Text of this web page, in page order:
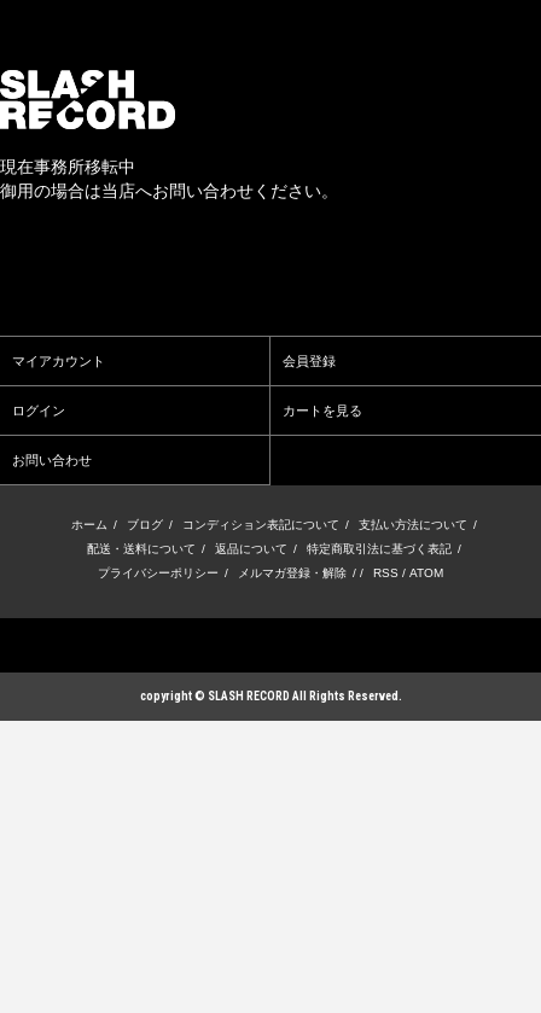
現在事務所移転中
御用の場合は当店へお問い合わせください。
マイアカウント 会員登録
ログイン カートを見る
お問い合わせ
ホーム / ブログ / コンディション表記について / 支払い方法について /
配送・送料について / 返品について / 特定商取引法に基づく表記 /
プライバシーポリシー / メルマガ登録・解除 / / RSS / ATOM
copyright © SLASH RECORD All Rights Reserved.